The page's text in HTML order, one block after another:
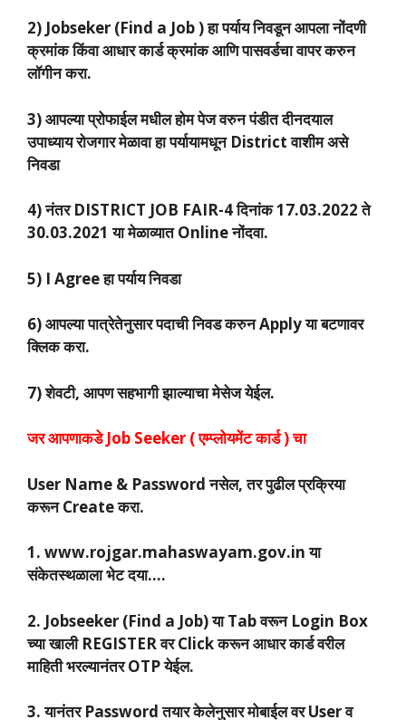
2) Jobseker (Find a Job ) हा पर्याय निवडून आपला नोंदणी
क्रमांक किंवा आधार कार्ड क्रमांक आणि पासवर्डचा वापर करुन
लॉगीन करा.
3) आपल्या प्रोफाईल मधील होम पेज वरुन पंडीत दीनदयाल
उपाध्याय रोजगार मेळावा हा पर्यायामधून District वाशीम असे
निवडा
4) नंतर DISTRICT JOB FAIR-4 दिनांक 17.03.2022 ते
30.03.2021या मेळाव्यात Online नोंदवा.
5) I Agree हा पर्याय निवडा
6) आपल्या पात्रेतेनुसार पदाची निवड करुन Apply या बटणावर
क्लिक करा.
7) शेवटी, आपण सहभागी झाल्याचा मेसेज येईल.
जर आपणाकडे Job Seeker ( एम्प्लोयमेंट कार्ड ) चा
User Name & Password नसेल, तर पुढील प्रक्रिया
करून Create करा.
1. www.rojgar.mahaswayam.gov.in या
संकेतस्थळाला भेट दया….
2. Jobseeker (Find a Job) या Tab वरून Login Box
च्या खाली REGISTER वर Click करून आधार कार्ड वरील
माहिती भरल्यानंतर OTP येईल.
3. यानंतर Password तयार केलेनुसार मोबाईल वर User व